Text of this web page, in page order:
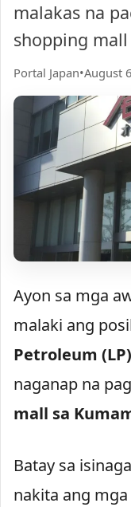
malakas na
shopping
Portal Japan•August
Ayon sa mga
malaki ang
Petroleum
naganap na
mall sa
Batay sa
nakita ang